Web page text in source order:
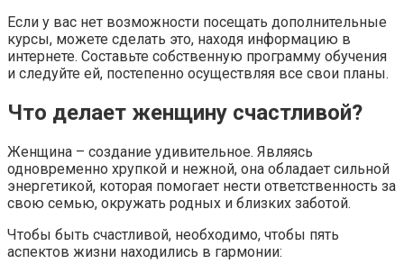
Если у вас нет возможности посещать дополнительные
курсы, можете сделать это, находя информацию в
интернете. Составьте собственную программу обучения
и следуйте ей, постепенно осуществляя все свои планы.
Что делает женщину счастливой?
Женщина – создание удивительное. Являясь
одновременно хрупкой и нежной, она обладает сильной
энергетикой, которая помогает нести ответственность за
свою семью, окружать родных и близких заботой.
Чтобы быть счастливой, необходимо, чтобы пять
аспектов жизни находились в гармонии: